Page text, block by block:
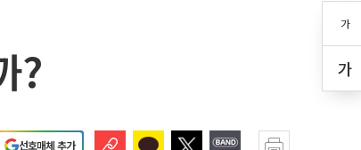
가
가
?
선호매체 추가